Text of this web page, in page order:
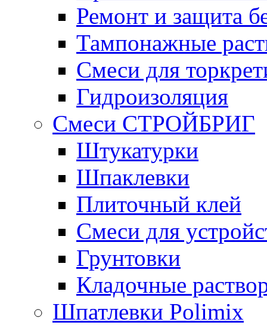
Ремонт и защита
Тампонажные
Смеси для
Гидроизоляция
Смеси СТРОЙБРИГ
Штукатурки
Шпаклевки
Плиточный клей
Смеси для
Грунтовки
Кладочные
Шпатлевки Polimix